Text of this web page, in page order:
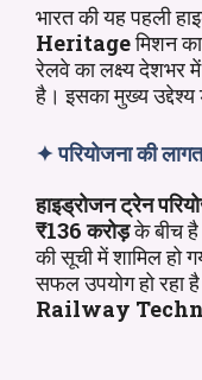
भारत की यह पहली
Heritageमिशन
रेलवे का लक्ष्य देशभर में
है। इसका मुख्य उद्देश्य
✦परियोजना की
हाइड्रोजन ट्रेन
₹136 करोड़के बीच
की सूची में शामिल हो
सफल उपयोग हो रहा
Railway